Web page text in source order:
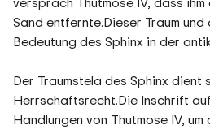
Sand entfernte.Dieser Traum
Bedeutung des Sphinx in der
Der Traumstela des Sphinx
Herrschaftsrecht.Die Inschrift
Handlungen von Thutmose IV,